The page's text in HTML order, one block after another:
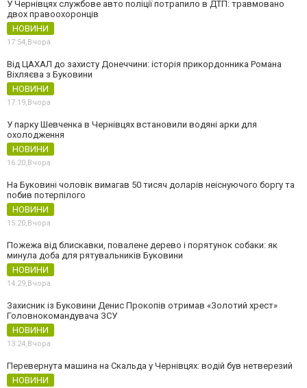
У Чернівцях службове авто поліції потрапило в ДТП: травмовано
двох правоохоронців
НОВИНИ
17:54, Вчора
Від ЦАХАЛ до захисту Донеччини: історія прикордонника Романа
Віхляєва з Буковини
НОВИНИ
17:19, Вчора
У парку Шевченка в Чернівцях встановили водяні арки для
охолодження
НОВИНИ
16:20, Вчора
На Буковині чоловік вимагав 50 тисяч доларів неіснуючого боргу та
побив потерпілого
НОВИНИ
15:20, Вчора
Пожежа від блискавки, повалене дерево і порятунок собаки: як
минула доба для рятувальників Буковини
НОВИНИ
14:29, Вчора
Захисник із Буковини Денис Прокопів отримав «Золотий хрест»
Головнокомандувача ЗСУ
НОВИНИ
13:24, Вчора
Перевернута машина на Скальда у Чернівцях: водій був нетверезий
НОВИНИ